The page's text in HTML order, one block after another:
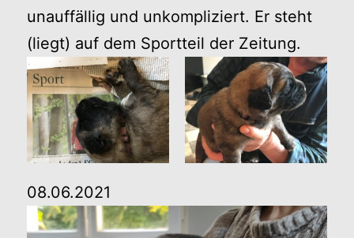
unauffällig und unkompliziert. Er steht
(liegt) auf dem Sportteil der Zeitung.
08.06.2021